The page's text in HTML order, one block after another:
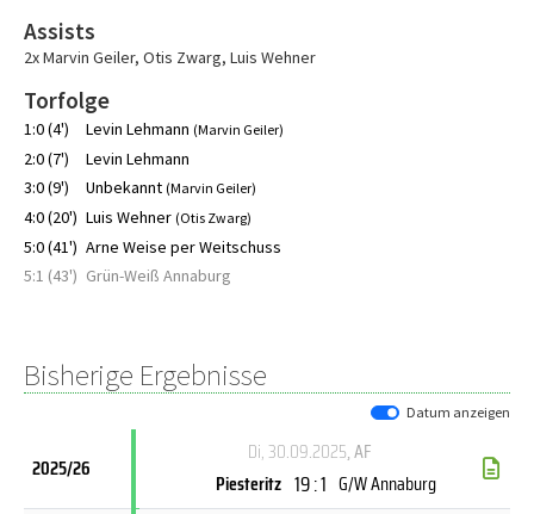
Assists
2x Marvin Geiler, Otis Zwarg, Luis Wehner
Torfolge
1:0 (4') Levin Lehmann (Marvin Geiler)
2:0 (7')
Levin Lehmann
3:0 (9')
Unbekannt (Marvin Geiler)
4:0 (20') Luis Wehner (Otis Zwarg)
5:0 (41') Arne Weise per Weitschuss
5:1 (43') Grün-Weiß Annaburg
Bisherige Ergebnisse
Datum anzeigen
2025/26
Di, 30.09.2025, AF
Piesteritz 19 : 1 G/W Annaburg